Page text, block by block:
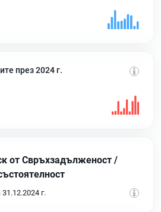
през 2024 г.
от Свръхзадълженост /
г.